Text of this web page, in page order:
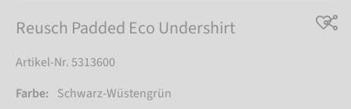
Reusch Padded Eco Undershirt
Artikel-Nr. 5313600
Farbe: Schwarz-Wüstengrün